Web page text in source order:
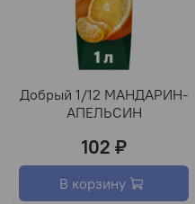
Добрый 1/12 МАНДАРИН-
АПЕЛЬСИН
102 ₽
В корзину